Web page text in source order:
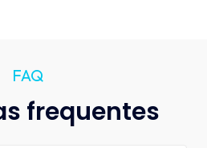
FAQ
frequentes